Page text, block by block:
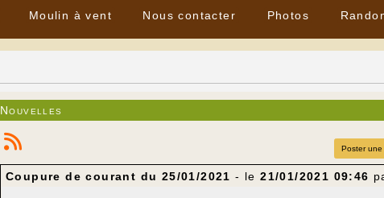
Moulin à vent Nous contacter Photos
Nouvelles
Poster une
Coupure de courant du 25/01/2021 - le21/01/2021 09:46